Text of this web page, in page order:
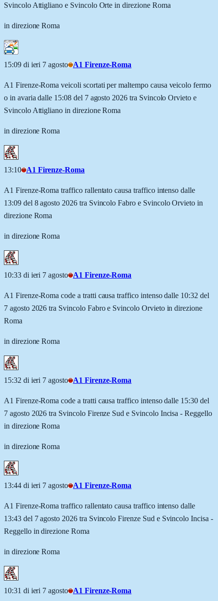
Svincolo Attigliano e Svincolo Orte in direzione Roma
in direzione Roma
15:09 di ieri 7 agosto A1 Firenze-Roma
A1 Firenze-Roma veicoli scortati per maltempo causa veicolo fermo
o in avaria dalle 15:08 del 7 agosto 2026 tra Svincolo Orvieto e
Svincolo Attigliano in direzione Roma
in direzione Roma
13:10 A1 Firenze-Roma
A1 Firenze-Roma traffico rallentato causa traffico intenso dalle
13:09 del 8 agosto 2026 tra Svincolo Fabro e Svincolo Orvieto in
direzione Roma
in direzione Roma
10:33 di ieri 7 agosto A1 Firenze-Roma
A1 Firenze-Roma code a tratti causa traffico intenso dalle 10:32 del
7 agosto 2026 tra Svincolo Fabro e Svincolo Orvieto in direzione
Roma
in direzione Roma
15:32 di ieri 7 agosto A1 Firenze-Roma
A1 Firenze-Roma code a tratti causa traffico intenso dalle 15:30 del
7 agosto 2026 tra Svincolo Firenze Sud e Svincolo Incisa - Reggello
in direzione Roma
in direzione Roma
13:44 di ieri 7 agosto A1 Firenze-Roma
A1 Firenze-Roma traffico rallentato causa traffico intenso dalle
13:43 del 7 agosto 2026 tra Svincolo Firenze Sud e Svincolo Incisa -
Reggello in direzione Roma
in direzione Roma
10:31 di ieri 7 agosto A1 Firenze-Roma